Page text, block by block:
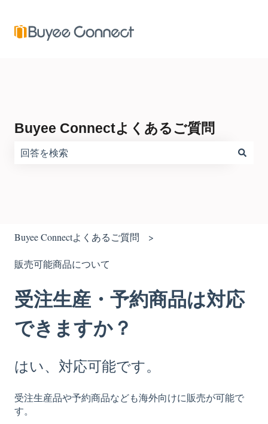
Buyee Connectよくあるご質問
Buyee Connectよくあるご質問
販売可能商品について
受注生産・予約商品は対応
できますか？
はい、対応可能です。
受注生産品や予約商品なども海外向けに販売が可能で
す。